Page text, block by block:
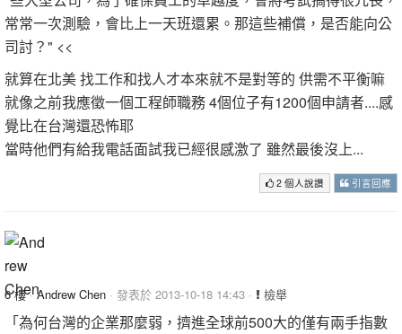
常常一次測驗，會比上一天班還累。那這些補償，是否能向公
司討？" <<
就算在北美 找工作和找人才本來就不是對等的 供需不平衡嘛
就像之前我應徵一個工程師職務 4個位子有1200個申請者....感
覺比在台灣還恐怖耶
當時他們有給我電話面試我已經很感激了 雖然最後沒上...
2 個人說讚 引言回應
6 樓·Andrew Chen · 發表於 2013-10-18 14:43 · 檢舉
「為何台灣的企業那麼弱，擠進全球前500大的僅有兩手指數